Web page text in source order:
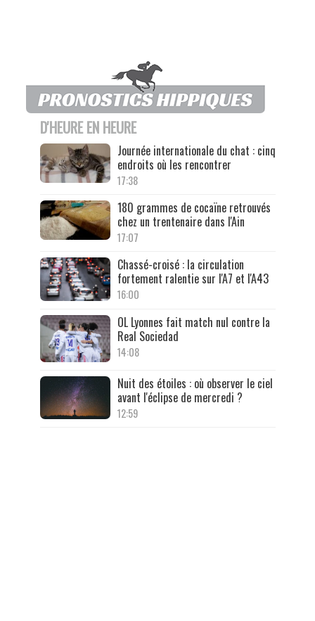
D'HEURE EN HEURE
Journée internationale du chat : cinq
endroits où les rencontrer
17:38
180 grammes de cocaïne retrouvés
chez un trentenaire dans l'Ain
17:07
Chassé-croisé : la circulation
fortement ralentie sur l'A7 et l'A43
16:00
OL Lyonnes fait match nul contre la
Real Sociedad
14:08
Nuit des étoiles : où observer le ciel
avant l'éclipse de mercredi ?
12:59